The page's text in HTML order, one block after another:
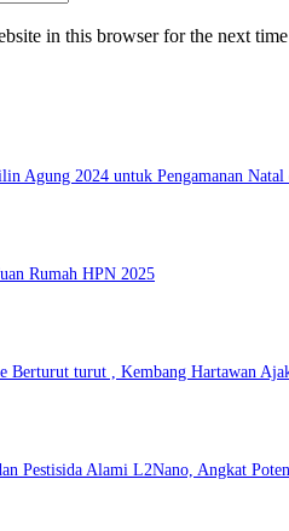
in this browser for the next
Agung 2024 untuk Pengamanan Natal
Rumah HPN 2025
Berturut turut , Kembang Hartawan
Pestisida Alami L2Nano, Angkat